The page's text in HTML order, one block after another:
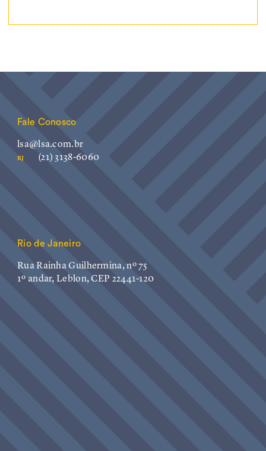
Fale Conosco
lsa@lsa.com.br
RJ (21) 3138-6060
Rio de Janeiro
Rua Rainha Guilhermina, nº 75
1º andar, Leblon, CEP 22441-120